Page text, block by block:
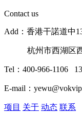
Contact us
Add：香港干諾道中
杭州市西湖区
Tel：400-966-1106
E-mail：
项目 关于 动态 联系